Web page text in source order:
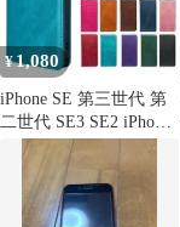
¥1,080
iPhone SE 第三世代 第
二世代 SE3 SE2 iPhone8
iPhone7 ケース 手帳型
スマホケース スリム ス
マホカバー 丈夫 カバー
カード入れ マグネット